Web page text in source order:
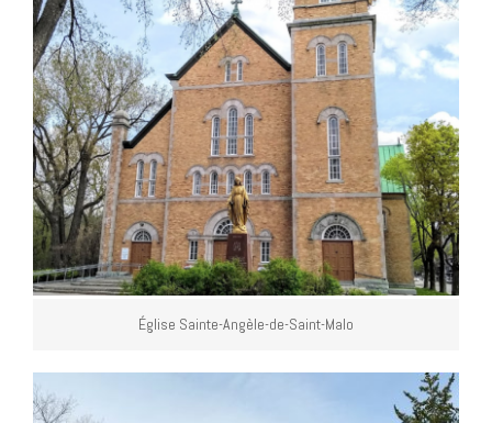
Église Sainte-Angèle-de-Saint-Malo